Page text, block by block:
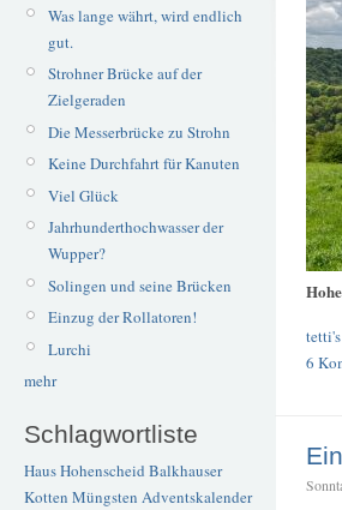
Was lange währt, wird endlich
gut.
Strohner Brücke auf der
Zielgeraden
Die Messerbrücke zu Strohn
Keine Durchfahrt für Kanuten
Viel Glück
Jahrhunderthochwasser der
Wupper?
Solingen und seine Brücken
Einzug der Rollatoren!
Lurchi
mehr
Schlagwortliste
Haus Hohenscheid Balkhauser
Kotten Müngsten Adventskalender
6